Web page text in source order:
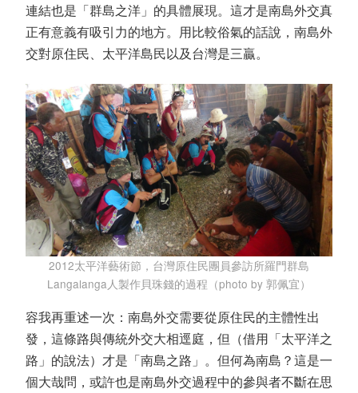
連結也是「群島之洋」的具體展現。這才是南島外交真
正有意義有吸引力的地方。用比較俗氣的話說，南島外
交對原住民、太平洋島民以及台灣是三贏。
2012太平洋藝術節，台灣原住民團員參訪所羅門群島
Langalanga人製作貝珠錢的過程（photo by 郭佩宜）
容我再重述一次：南島外交需要從原住民的主體性出
發，這條路與傳統外交大相逕庭，但（借用「太平洋之
路」的說法）才是「南島之路」。但何為南島？這是一
個大哉問，或許也是南島外交過程中的參與者不斷在思